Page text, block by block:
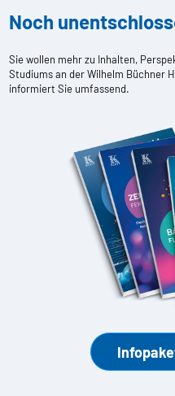
Noch
Sie wollen mehr zu Inhalten,
Studiums an der Wilhelm Büchner
informiert Sie umfassend.